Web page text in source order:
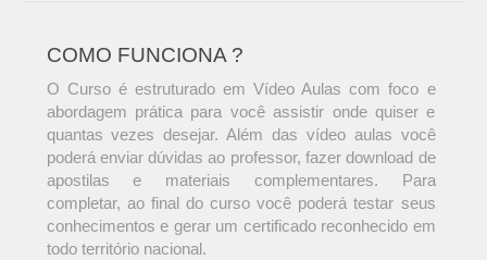
COMO FUNCIONA ?
O Curso é estruturado em Vídeo Aulas com foco e
abordagem prática para você assistir onde quiser e
quantas vezes desejar. Além das vídeo aulas você
poderá enviar dúvidas ao professor, fazer download de
apostilas e materiais complementares. Para
completar, ao final do curso você poderá testar seus
conhecimentos e gerar um certificado reconhecido em
todo território nacional.